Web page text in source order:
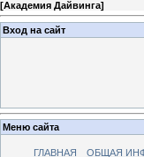
[Академия Дайвинга]
Вход на сайт
Меню сайта
ГЛАВНАЯ ОБЩАЯ